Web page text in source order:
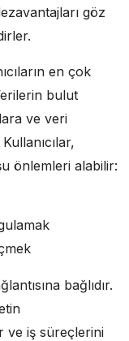
göz
en çok
bulut
ve veri
önlemleri alabilir:
bağlıdır.
ve iş süreçlerini